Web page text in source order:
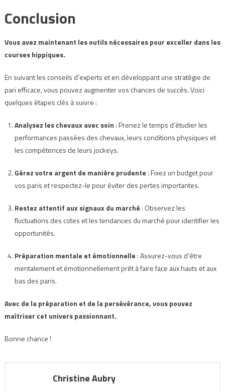
Conclusion
Vous avez maintenant les outils nécessaires pour exceller dans les
courses hippiques.
En suivant les conseils d’experts et en développant une stratégie de
pari efficace, vous pouvez augmenter vos chances de succès. Voici
quelques étapes clés à suivre :
Analysez les chevaux avec soin: Prenez le temps d’étudier les
performances passées des chevaux, leurs conditions physiques et
les compétences de leurs jockeys.
Gérez votre argent de manière prudente: Fixez un budget pour
vos paris et respectez-le pour éviter des pertes importantes.
Restez attentif aux signaux du marché: Observez les
fluctuations des cotes et les tendances du marché pour identifier les
opportunités.
Préparation mentale et émotionnelle: Assurez-vous d’être
mentalement et émotionnellement prêt à faire face aux hauts et aux
bas des paris.
Avec de la préparation et de la persévérance, vous pouvez
maîtriser cet univers passionnant.
Bonne chance !
Christine Aubry